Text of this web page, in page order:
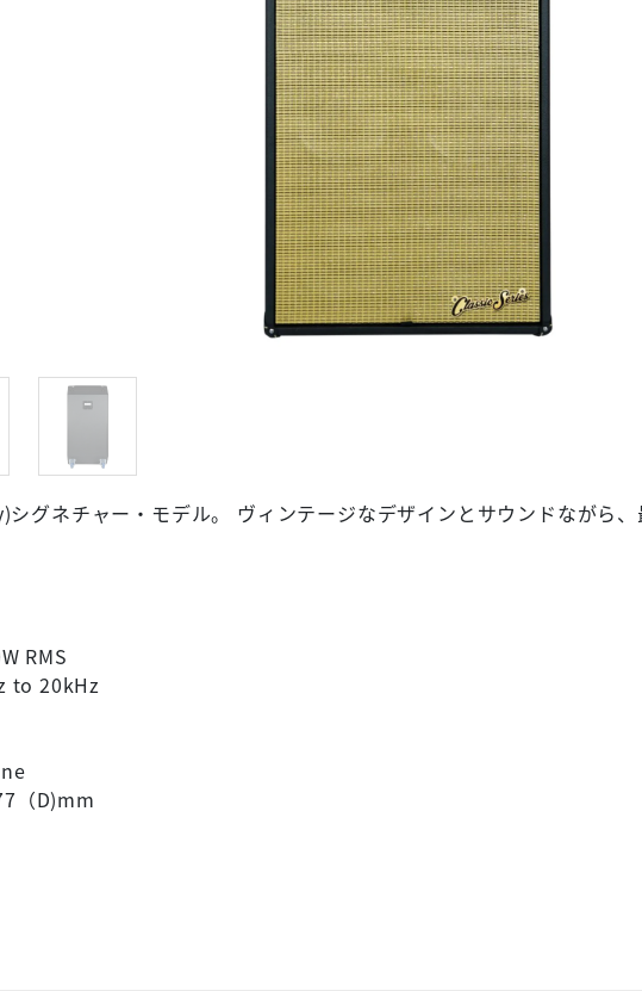
グネチャー・モデル。 ヴィンテージなデザインとサウンドながら、
RMS
to 20kHz
（D)mm